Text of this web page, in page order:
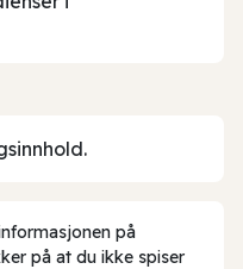
på
på at du ikke spiser